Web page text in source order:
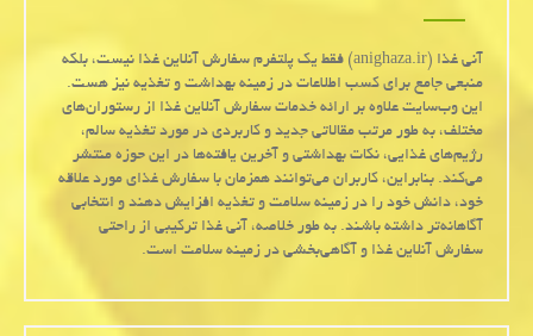
آنی غذا (anighaza.ir) فقط یک پلتفرم سفارش آنلاین غذا نیست، بلکه
منبعی جامع برای کسب اطلاعات در زمینه بهداشت و تغذیه نیز هست.
این وب‌سایت علاوه بر ارائه خدمات سفارش آنلاین غذا از رستوران‌های
مختلف، به طور مرتب مقالاتی جدید و کاربردی در مورد تغذیه سالم،
رژیم‌های غذایی، نکات بهداشتی و آخرین یافته‌ها در این حوزه منتشر
می‌کند. بنابراین، کاربران می‌توانند همزمان با سفارش غذای مورد علاقه
خود، دانش خود را در زمینه سلامت و تغذیه افزایش دهند و انتخابی
آگاهانه‌تر داشته باشند. به طور خلاصه، آنی غذا ترکیبی از راحتی
سفارش آنلاین غذا و آگاهی‌بخشی در زمینه سلامت است.